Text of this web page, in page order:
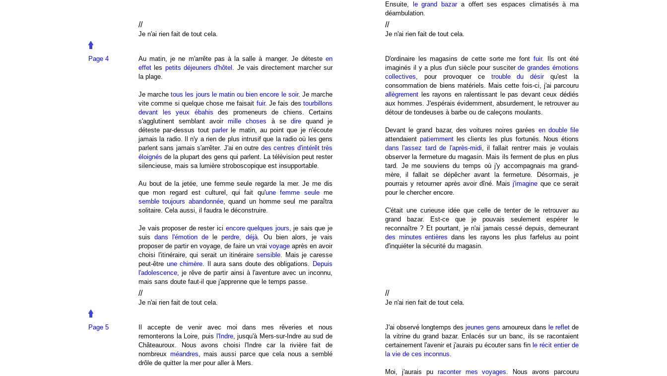
Ensuite, le grand bazara offert ses espaces climatisés à ma
déambulation.
//
Je n'ai rien fait de tout cela.
//
Je n'ai rien fait de tout cela.
Page 4 Au matin, je ne m'arrête pas à la salle à manger. Je déteste en
effet les petits déjeuners d'hôtel . Je vais directement marcher sur
la plage.
Je marchetous les jours le matin ou bien encore le soir. Je marche
vite comme si quelque chose me faisait fuir. Je fais destourbillons
devant les yeux ébahis des promeneurs de chiens. Certains
s'agglutinent semblant avoirmille choses à se direquand je
déteste par-dessus tout parlerle matin, au point que je n'écoute
jamais la radio. Il n'y a rien de plus intrusif que la radio où les gens
parlent sans jamais s'arrêter. J'ai en outre des centres d'intérêt très
éloignés de la plupart des gens qui parlent. La télévision peut rester
silencieuse, mais sa lumière stroboscopique est insupportable.
Au bout de la jetée, une femme seule regarde la mer. Je me dis
que mon regard est culturel, qui fait qu'une femme seuleme
semble toujours abandonnée, quand un homme seul me paraîtra
solitaire. Cela aussi, il faudra le déconstruire.
Je vais proposer de rester ici encore quelques jours, je sais que je
suisdans l'émotion de leperdre, déjà. Ou bien alors, je vais
proposer de partir en voyage, de faire un vrai voyage après en avoir
choisi l'itinéraire, qui serait un itinéraire sensible. Mais je caresse
peut-être une chimère. Il aura sans doute des obligations. Depuis
l'adolescence, je rêve de partir ainsi à l'aventure avec un inconnu,
mais sans doute faut-il que j'apprenne que le temps passe.
D'ordinaire les magasins de cette sorte me font fuir. Ils ont été
imaginés il y a plus d'un siècle pour susciterde grandes émotions
collectives, pour provoquer ce trouble du désirqu'est la
consommation de biens matériels. Mais cette fois-ci, j'ai parcouru
allègrement les rayons en ralentissant le pas devant ceux dédiés
aux hommes. J'espérais évidemment, absurdement, le retrouver au
détour de tondeuses à barbe ou de caleçons moulants.
Devant le grand bazar, des voitures noires garées en double file
attendaient patiemmentles clients les plus fortunés. Nous étions
dans l'assez tard de l'après-midi, il fallait rentrer mais je voulais
observer la fermeture du magasin. Mais ils ferment de plus en plus
tard. Je me souviens du temps où j'y accompagnais ma grand-
mère, il fallait se dépêcher avant la fermeture. Désormais, je
pourrais y retourner après avoir dîné. Maisj'imagine que ce serait
pour le chercher encore.
C'était une curieuse idée que celle de tenter de le retrouver au
grand bazar. Est-ce que je pouvais seulement espérer le
reconnaître ? Et pourtant, je n'ai jamais cessé depuis, demeurant
des minutes entières dans les rayons les plus farfelus au point
d'inquiéter la sécurité du magasin.
//
Je n'ai rien fait de tout cela.
//
Je n'ai rien fait de tout cela.
Page 5
Il accepte de venir avec moi dans mes rêveries et nous
remonterons la Loire, puis l'Indre, jusqu'à Mers-sur-Indre au sud de
Châteauroux. Nous avons choisi l'Indre car la rivière fait de
nombreux méandres, mais aussi parce que cela nous a semblé
drôle de quitter la mer pour aller à Mers.
J'ai observé longtemps des jeunes gens amoureux dans le reflet de
la vitrine du grand bazar. Enlacés sur un banc, ils se racontaient
certainement l'avenir et j'aurais pu écouter sans fin le récit entier de
la vie de ces inconnus.
Moi, j'aurais pu raconter mes voyages. Nous avons parcouru